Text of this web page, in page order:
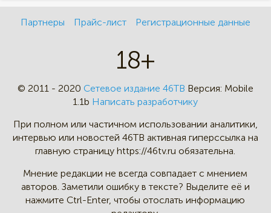
Партнеры Прайс-лист Регистрационные данные
18+
© 2011 - 2020 Сетевое издание 46ТВ Версия: Mobile
1.1b Написать разработчику
При полном или частичном использовании аналитики,
интервью или новостей 46TB активная гиперссылка на
главную страницу https://46tv.ru обязательна.
Мнение редакции не всегда совпадает с мнением
авторов. Заметили ошибку в тексте? Выделите её и
нажмите Ctrl-Enter, чтобы отослать информацию